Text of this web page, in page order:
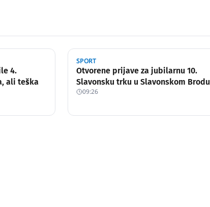
4.
ali teška
SPORT
Otvorene prijave za jubilarnu 10.
Slavonsku trku u Slavonskom Brodu
09:26